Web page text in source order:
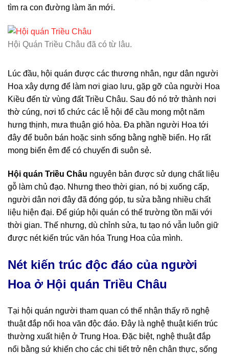
tìm ra con đường làm ăn mới.
Hội Quán Triều Châu đã có từ lâu.
Lúc đầu, hội quán được các thương nhân, ngư dân người
Hoa xây dựng để làm nơi giao lưu, gặp gỡ của người Hoa
Kiều đến từ vùng đất Triều Châu. Sau đó nó trở thành nơi
thờ cúng, nơi tổ chức các lễ hội để cầu mong một năm
hưng thịnh, mưa thuận gió hòa. Đa phần người Hoa tới
đây để buôn bán hoặc sinh sống bằng nghề biển. Họ rất
mong biển êm để có chuyến đi suôn sẻ.
Hội quán Triều Châu nguyên bản được sử dụng chất liệu
gỗ làm chủ đạo. Nhưng theo thời gian, nó bị xuống cấp,
người dân nơi đây đã đóng góp, tu sửa bằng nhiều chất
liệu hiện đại. Để giúp hội quán có thể trường tồn mãi với
thời gian. Thế nhưng, dù chỉnh sửa, tu tạo nó vẫn luôn giữ
được nét kiến trúc văn hóa Trung Hoa của mình.
Nét kiến trúc độc đáo của người
Hoa ở Hội quán Triều Châu
Tại hội quán người tham quan có thể nhận thấy rõ nghệ
thuật đắp nổi hoa văn độc đáo. Đây là nghệ thuật kiến trúc
thường xuất hiện ở Trung Hoa. Đặc biệt, nghệ thuật đắp
nổi bằng sứ khiến cho các chi tiết trở nên chân thực, sống